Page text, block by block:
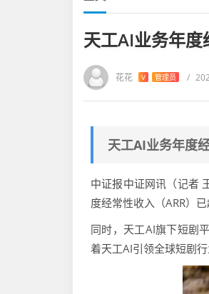
天工AI业务年
花花 V 管理员 /
天工AI业务年度
中证报中证网讯（记者
度经常性收入（ARR）
同时，天工AI旗下短剧
着天工AI引领全球短剧